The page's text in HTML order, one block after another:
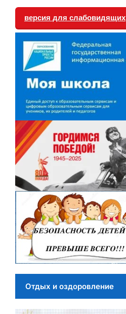
версия для слабовидящих
Отдых и оздоровление